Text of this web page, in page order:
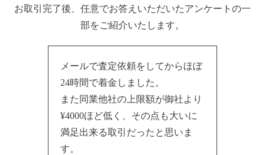
お取引完了後、任意でお答えいただいたアンケートの一
部をご紹介いたします。
メールで査定依頼をしてからほぼ
24時間で着金しました。
また同業他社の上限額が御社より
¥4000ほど低く、その点も大いに
満足出来る取引だったと思いま
す。